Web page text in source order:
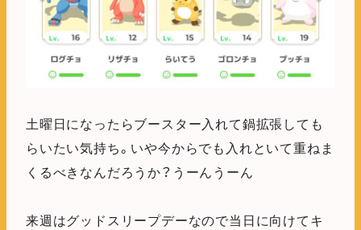
土曜日になったらブースター入れて鍋拡張しても
らいたい気持ち。いや今からでも入れといて重ねま
くるべきなんだろうか？うーんうーん
来週はグッドスリープデーなので当日に向けてキ